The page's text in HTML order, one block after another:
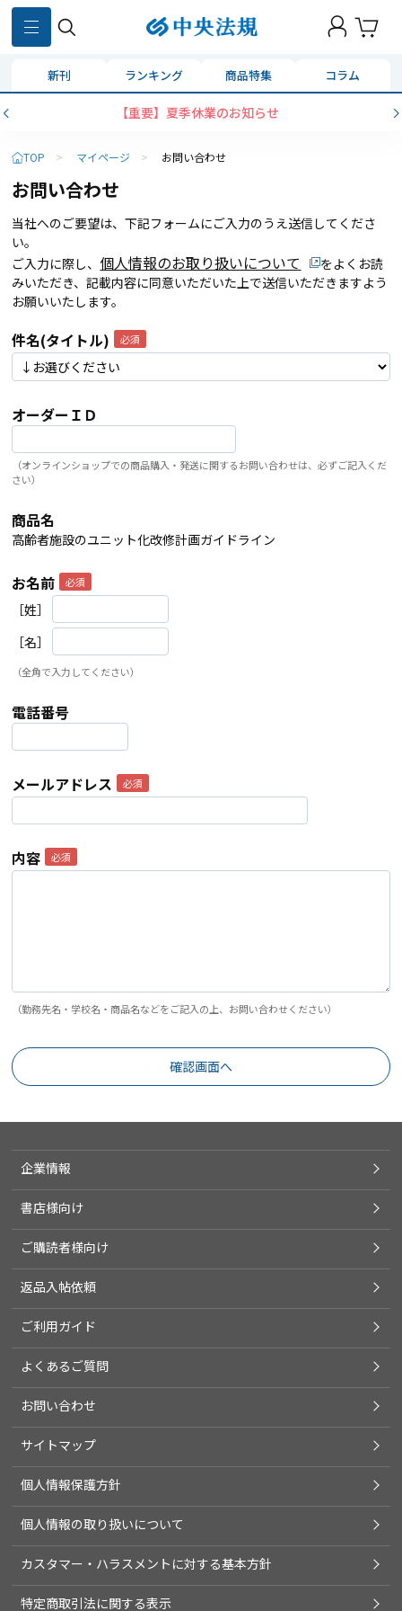
新刊 ランキング 商品特集 コラム
【重要】夏季休業のお知らせ
TOP > マイページ > お問い合わせ
お問い合わせ
当社へのご要望は、下記フォームにご入力のうえ送信してくださ
い。
ご入力に際し、 個人情報のお取り扱いについて
をよくお読
みいただき、記載内容に同意いただいた上で送信いただきますよう
お願いいたします。
件名(タイトル)
オーダーＩＤ
（オンラインショップでの商品購入・発送に関するお問い合わせは、必ずご記入くだ
さい）
商品名
高齢者施設のユニット化改修計画ガイドライン
お名前
［姓］
［名］
（全角で入力してください）
電話番号
メールアドレス
内容
（勤務先名・学校名・商品名などをご記入の上、お問い合わせください）
企業情報
書店様向け
ご購読者様向け
返品入帖依頼
ご利用ガイド
よくあるご質問
お問い合わせ
サイトマップ
個人情報保護方針
個人情報の取り扱いについて
カスタマー・ハラスメントに対する基本方針
特定商取引法に関する表示